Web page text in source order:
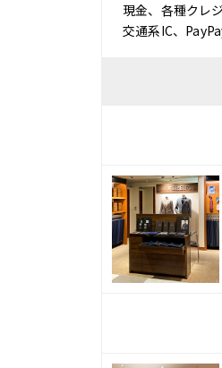
現金、各種クレ
交通系IC、